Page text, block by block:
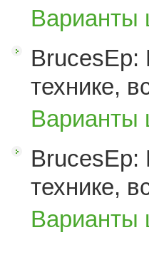
Варианты
BrucesEp:
технике,
Варианты
BrucesEp:
технике,
Варианты